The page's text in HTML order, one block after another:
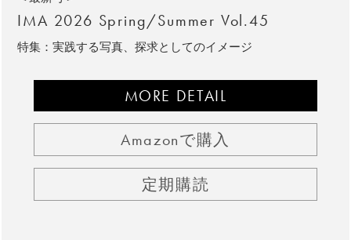
IMA 2026 Spring/Summer Vol.45
特集：実践する写真、探求としてのイメージ
MORE DETAIL
Amazonで購入
定期購読